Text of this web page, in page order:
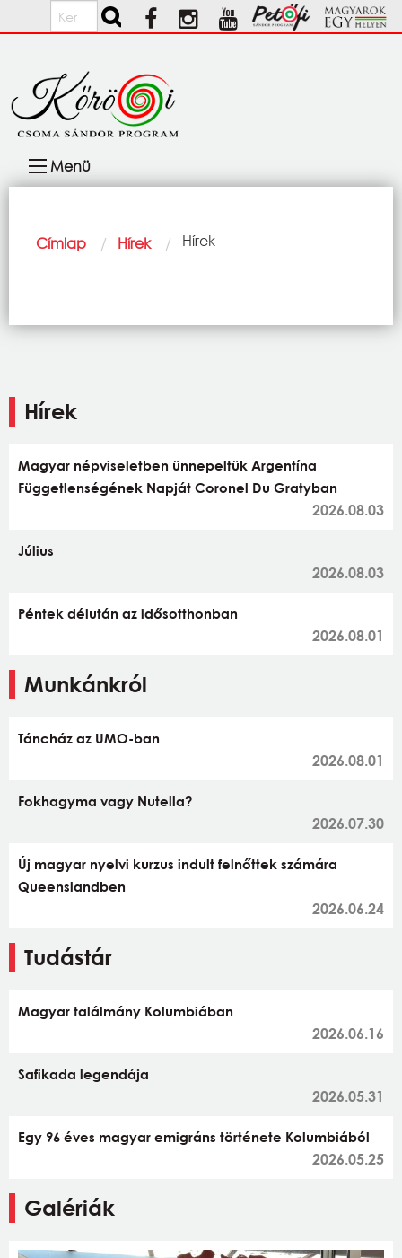
Ugrás a tartalomra
Keresés
navigáció
Menü
Morzsa
Címlap Hírek Current:
Hírek
Hírek
Magyar népviseletben ünnepeltük Argentína
Függetlenségének Napját Coronel Du Gratyban
2026.08.03
Július
2026.08.03
Péntek délután az idősotthonban
2026.08.01
Munkánkról
Táncház az UMO-ban
2026.08.01
Fokhagyma vagy Nutella?
2026.07.30
Új magyar nyelvi kurzus indult felnőttek számára
Queenslandben
2026.06.24
Tudástár
Magyar találmány Kolumbiában
2026.06.16
Safikada legendája
2026.05.31
Egy 96 éves magyar emigráns története Kolumbiából
2026.05.25
Galériák